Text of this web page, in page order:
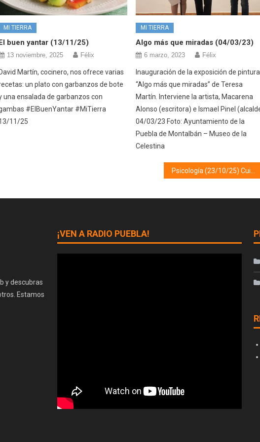
MI TIERRA
buen yantar (13/11/25)
13 noviembre, 2025 Félix
Martín, cocinero, nos ofrece varias
un plato con garbanzos de bote
una ensalada de garbanzos con
#ElBuenYantar #MiTierra
11/25
MI TIERRA
Algo más que miradas (04/03/23)
6 marzo, 2023 Félix
Inauguración de la exposición de pintura
“Algo más que miradas” de Teresa
Martín. Interviene la artista, Macarena
Alonso (escritora) e Ismael Pinel
04/03/23 Foto: Ayuntamiento de la
Puebla de Montalbán – Museo de la
Celestina
y descubras
Estamos
¡VEN A RADIO PUEBLA!